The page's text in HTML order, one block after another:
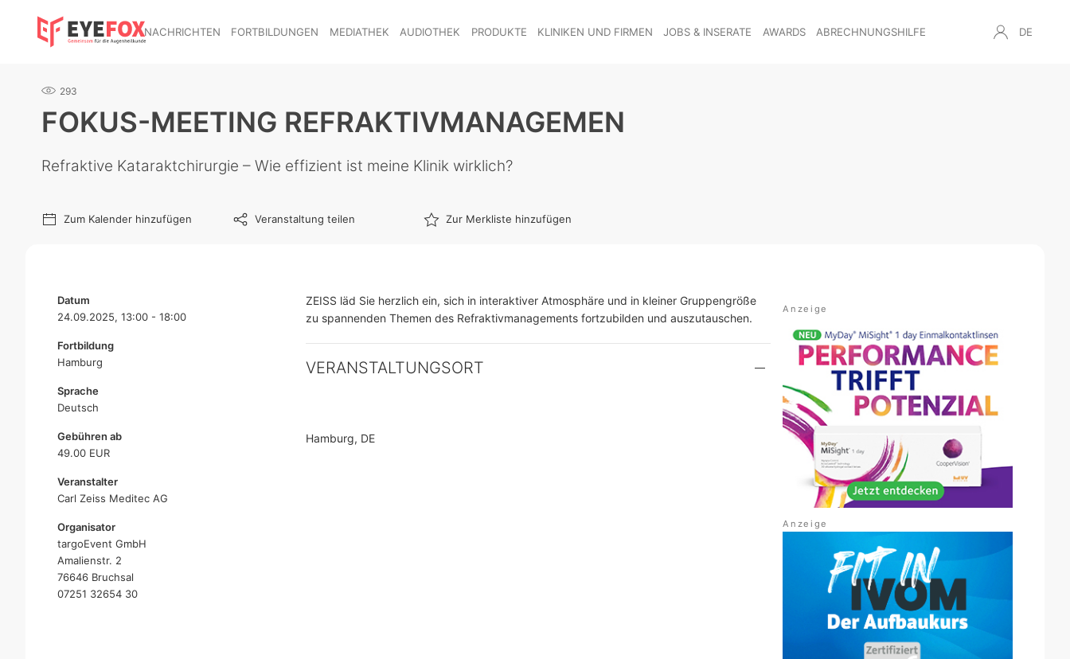
NACHRICHTEN FORTBILDUNGEN MEDIATHEK AUDIOTHEK PRODUKTE KLINIKEN UND FIRMEN JOBS & INSERATE AWARDS ABRECHNUNGSHILFE DE
293
FOKUS-MEETING REFRAKTIVMANAGEMEN
Refraktive Kataraktchirurgie – Wie effizient ist meine Klinik wirklich?
Zum Kalender hinzufügen Veranstaltung teilen Zur Merkliste hinzufügen
Datum
24.09.2025, 13:00 - 18:00
Fortbildung
Hamburg
Sprache
Deutsch
Gebühren ab
49.00 EUR
Veranstalter
Carl Zeiss Meditec AG
Organisator
targoEvent GmbH
Amalienstr. 2
76646 Bruchsal
07251 32654 30
ZEISS läd Sie herzlich ein, sich in interaktiver Atmosphäre und in kleiner Gruppengröße
zu spannenden Themen des Refraktivmanagements fortzubilden und auszutauschen.
VERANSTALTUNGSORT
Hamburg, DE